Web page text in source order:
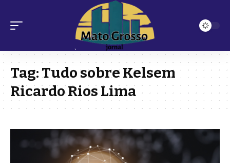
Tag:Tudo sobre Kelsem
Ricardo Rios Lima